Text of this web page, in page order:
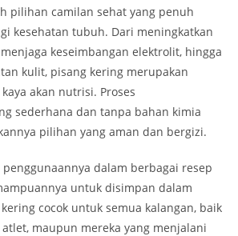
pilihan camilan sehat yang penuh
kesehatan tubuh. Dari meningkatkan
keseimbangan elektrolit, hingga
kulit, pisang kering merupakan
akan nutrisi. Proses
sederhana dan tanpa bahan kimia
pilihan yang aman dan bergizi.
dalam berbagai resep
untuk disimpan dalam
cocok untuk semua kalangan, baik
atlet, maupun mereka yang menjalani